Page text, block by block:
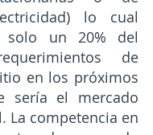
lo cual
solo un 20% del
de
en los próximos
sería el mercado
La competencia en